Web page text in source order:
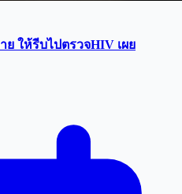
ย ให้รีบไปตรวจHIV เผย